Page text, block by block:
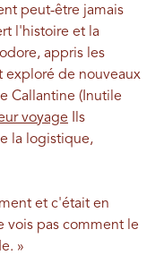
peut-être jamais
l'histoire et la
appris les
exploré de nouveaux
Callantine (Inutile
voyage Ils
la logistique,
et c'était en
vois pas comment le
»